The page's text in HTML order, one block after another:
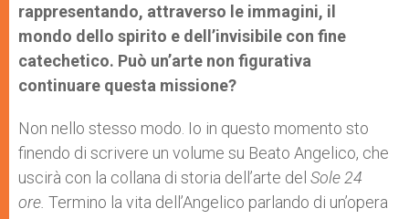
rappresentando, attraverso le immagini, il
mondo dello spirito e dell’invisibile con fine
catechetico. Può un’arte non figurativa
continuare questa missione?
Non nello stesso modo. Io in questo momento sto
finendo di scrivere un volume su Beato Angelico, che
uscirà con la collana di storia dell’arte del Sole 24
ore. Termino la vita dell’Angelico parlando di un’opera